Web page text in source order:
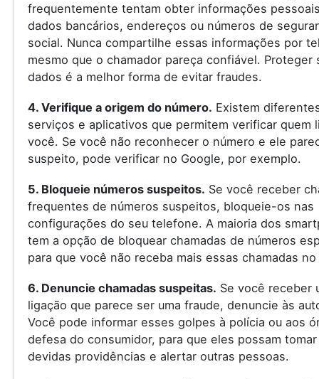
frequentemente tentam obter informações
dados bancários, endereços ou números de
social. Nunca compartilhe essas informações por
mesmo que o chamador pareça confiável. Proteger
dados é a melhor forma de evitar fraudes.
4. Verifique a origem do número. Existem
serviços e aplicativos que permitem verificar quem
você. Se você não reconhecer o número e ele
suspeito, pode verificar no Google, por exemplo.
5. Bloqueie números suspeitos. Se você receber
frequentes de números suspeitos, bloqueie-os nas
configurações do seu telefone. A maioria dos
tem a opção de bloquear chamadas de números
para que você não receba mais essas chamadas
6. Denuncie chamadas suspeitas. Se você receber
ligação que parece ser uma fraude, denuncie às
Você pode informar esses golpes à polícia ou aos
defesa do consumidor, para que eles possam tomar
devidas providências e alertar outras pessoas.